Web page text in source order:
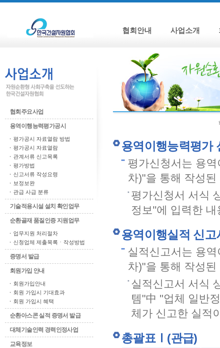
협회안내 사업소개
협회주요사업
용역이행능력평가공시
평가공시 자료열람 방법
평가공시 자료열람
관계서류 신고목록
평가방법
신고서류 작성요령
보정보완
관급 사급 분류
기술적용시설 설치 확인업무
순환골재 품질인증 지원업무
업무지원 처리절차
신청업체 제출목록ㆍ작성방법
증명서 발급
회원가입 안내
회원가입안내
회원 가입시 기대효과
회원 가입시 혜택
순환아스콘 실적 증명서 발급
대체기술인력 경력인정사업
교육정보
용역이행능력평가
평가신청서는 용
차)"을 통해 작성
평가신청서 서식
정보"에 입력한
용역이행실적 신고
실적신고서는 용
차)"을 통해 작성
실적신고서 서식
템"中 "업체 일반
체가 신고한 실적
총괄표Ⅰ(관급)